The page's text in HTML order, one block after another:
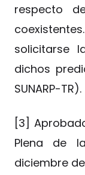
respecto
solicitarse
dichos
SUNARP-TR).
[3]
Plena de
diciembre de